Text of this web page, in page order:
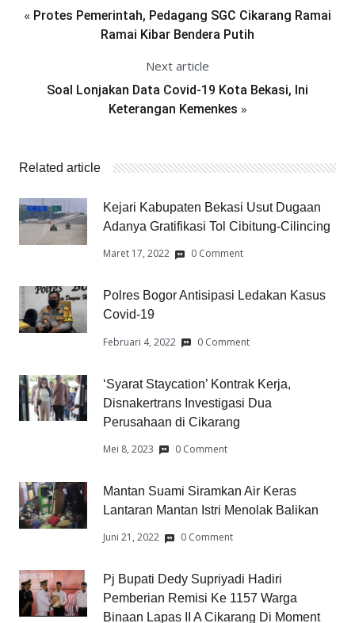
« Protes Pemerintah, Pedagang SGC Cikarang Ramai
Ramai Kibar Bendera Putih
Next article
Soal Lonjakan Data Covid-19 Kota Bekasi, Ini
Keterangan Kemenkes »
Related article
Kejari Kabupaten Bekasi Usut Dugaan
Adanya Gratifikasi Tol Cibitung-Cilincing
Maret 17, 2022 0 Comment
Polres Bogor Antisipasi Ledakan Kasus
Covid-19
Februari 4, 2022 0 Comment
‘Syarat Staycation’ Kontrak Kerja,
Disnakertrans Investigasi Dua
Perusahaan di Cikarang
Mei 8, 2023 0 Comment
Mantan Suami Siramkan Air Keras
Lantaran Mantan Istri Menolak Balikan
Juni 21, 2022 0 Comment
Pj Bupati Dedy Supriyadi Hadiri
Pemberian Remisi Ke 1157 Warga
Binaan Lapas II A Cikarang Di Moment